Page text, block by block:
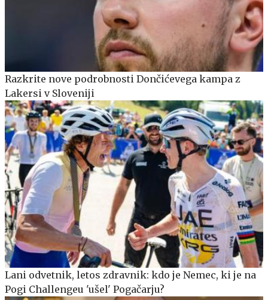
Razkrite nove podrobnosti Dončićevega kampa z
Lakersi v Sloveniji
Lani odvetnik, letos zdravnik: kdo je Nemec, ki je na
Pogi Challengeu 'ušel' Pogačarju?